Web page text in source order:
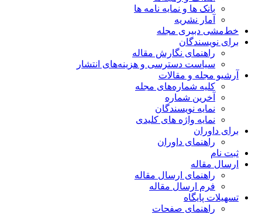
بانک ها و نمایه نامه ها
آمار نشریه
خط‌مشی دبیری مجله
برای نویسندگان
راهنمای نگارش مقاله
سیاست دسترسی و هزینه‌های انتشار
آرشیو مجله و مقالات
کلیه شماره‌های مجله
آخرین شماره
نمایه نویسندگان
نمایه واژه های کلیدی
برای داوران
راهنمای داوران
ثبت نام
ارسال مقاله
راهنمای ارسال مقاله
فرم ارسال مقاله
تسهیلات پایگاه
راهنمای صفحات